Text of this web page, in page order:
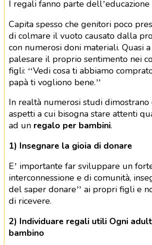
I regali fanno parte
Capita spesso che genitori poco
di colmare il vuoto causato dalla
con numerosi doni materiali. Quasi
palesare il proprio sentimento nei
figli: ‘‘Vedi cosa ti abbiamo
papà ti vogliono bene.’’
In realtà numerosi studi dimostrano
aspetti a cui bisogna stare attenti
ad un regalo per bambini.
1) Insegnare la gioia di donare
E’ importante far sviluppare un
interconnessione e di comunità,
del saper donare’’ ai propri figli e
di ricevere.
2) Individuare regali utili Ogni
bambino